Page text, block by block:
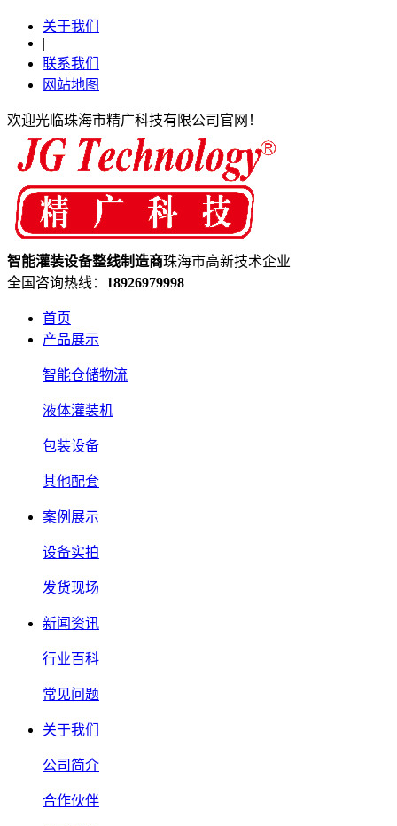
关于我们
|
联系我们
网站地图
欢迎光临珠海市精广科技有限公司官网！
智能灌装设备整线制造商珠海市高新技术企业
全国咨询热线： 18926979998
首页
产品展示
智能仓储物流
液体灌装机
包装设备
其他配套
案例展示
设备实拍
发货现场
新闻资讯
行业百科
常见问题
关于我们
公司简介
合作伙伴